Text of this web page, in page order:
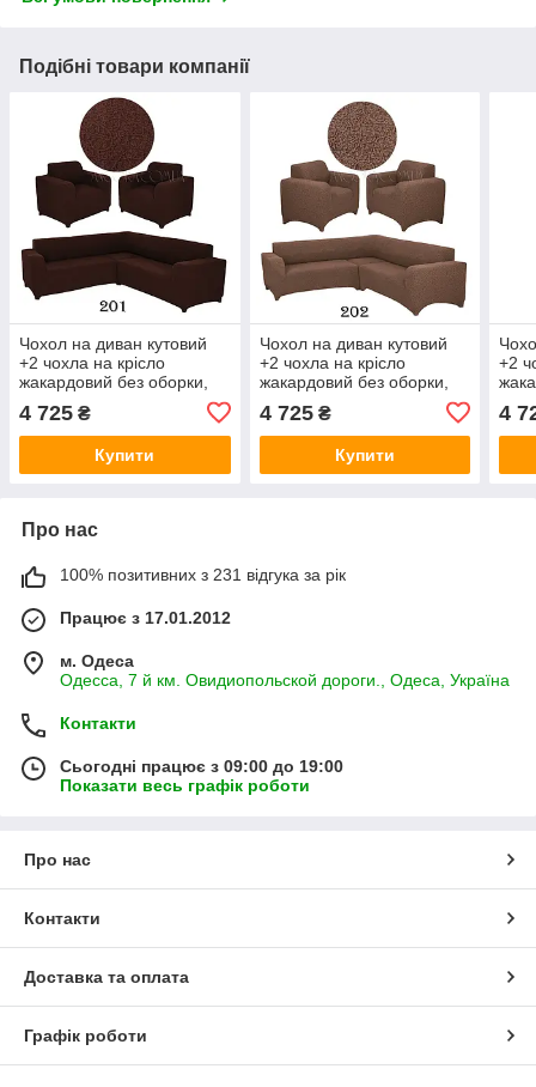
Подібні товари компанії
Чохол на диван кутовий
+2 чохла на крісло
жакардовий без оборки,
(багато кольорів)
4 725 ₴
Купити
Чохол на диван кутовий
+2 чохла на крісло
жакардовий без оборки,
(багато кольорів)
4 725₴
Купити
+2
4
Про нас
100% позитивних з 231 відгука за рік
Працює з 17.01.2012
м. Одеса
Одесса, 7 й км. Овидиопольской дороги., Одеса, Україна
Контакти
Сьогодні працює з 09:00 до 19:00
Показати весь графік роботи
Про нас
Контакти
Доставка та оплата
Графік роботи